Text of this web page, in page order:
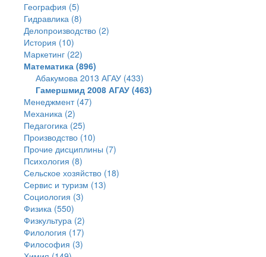
География (5)
Гидравлика (8)
Делопроизводство (2)
История (10)
Маркетинг (22)
Математика (896)
Абакумова 2013 АГАУ (433)
Гамершмид 2008 АГАУ (463)
Менеджмент (47)
Механика (2)
Педагогика (25)
Производство (10)
Прочие дисциплины (7)
Психология (8)
Сельское хозяйство (18)
Сервис и туризм (13)
Социология (3)
Физика (550)
Физкультура (2)
Филология (17)
Философия (3)